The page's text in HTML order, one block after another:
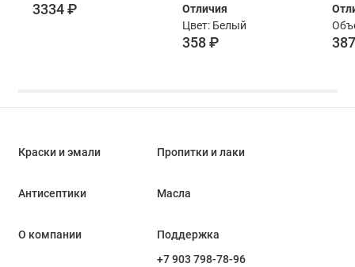
Текстурол «Тиксо»
3334 ₽
Акваизол готовый
состав 3 л
Отличия
Цвет: Белый
358 ₽
Краски и эмали Пропитки и лаки
Антисептики Масла
О компании
Поддержка
+7 903 798-78-96